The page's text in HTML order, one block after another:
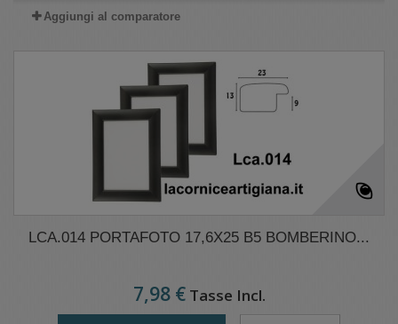
Aggiungi al comparatore
LCA.014 PORTAFOTO 17,6X25 B5 BOMBERINO...
7,98 € Tasse Incl.